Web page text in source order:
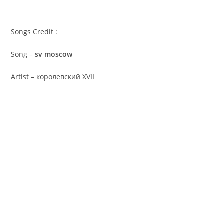
Songs Credit :
Song –sv moscow
Artist – королевский XVII